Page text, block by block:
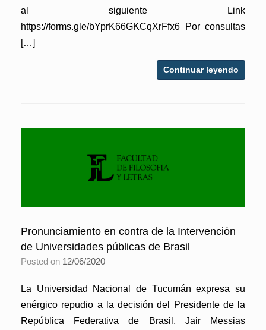
al siguiente Link
https://forms.gle/bYprK66GKCqXrFfx6 Por consultas
[…]
Continuar leyendo
Pronunciamiento en contra de la Intervención
de Universidades públicas de Brasil
Posted on 12/06/2020
La Universidad Nacional de Tucumán expresa su
enérgico repudio a la decisión del Presidente de la
República Federativa de Brasil, Jair Messias